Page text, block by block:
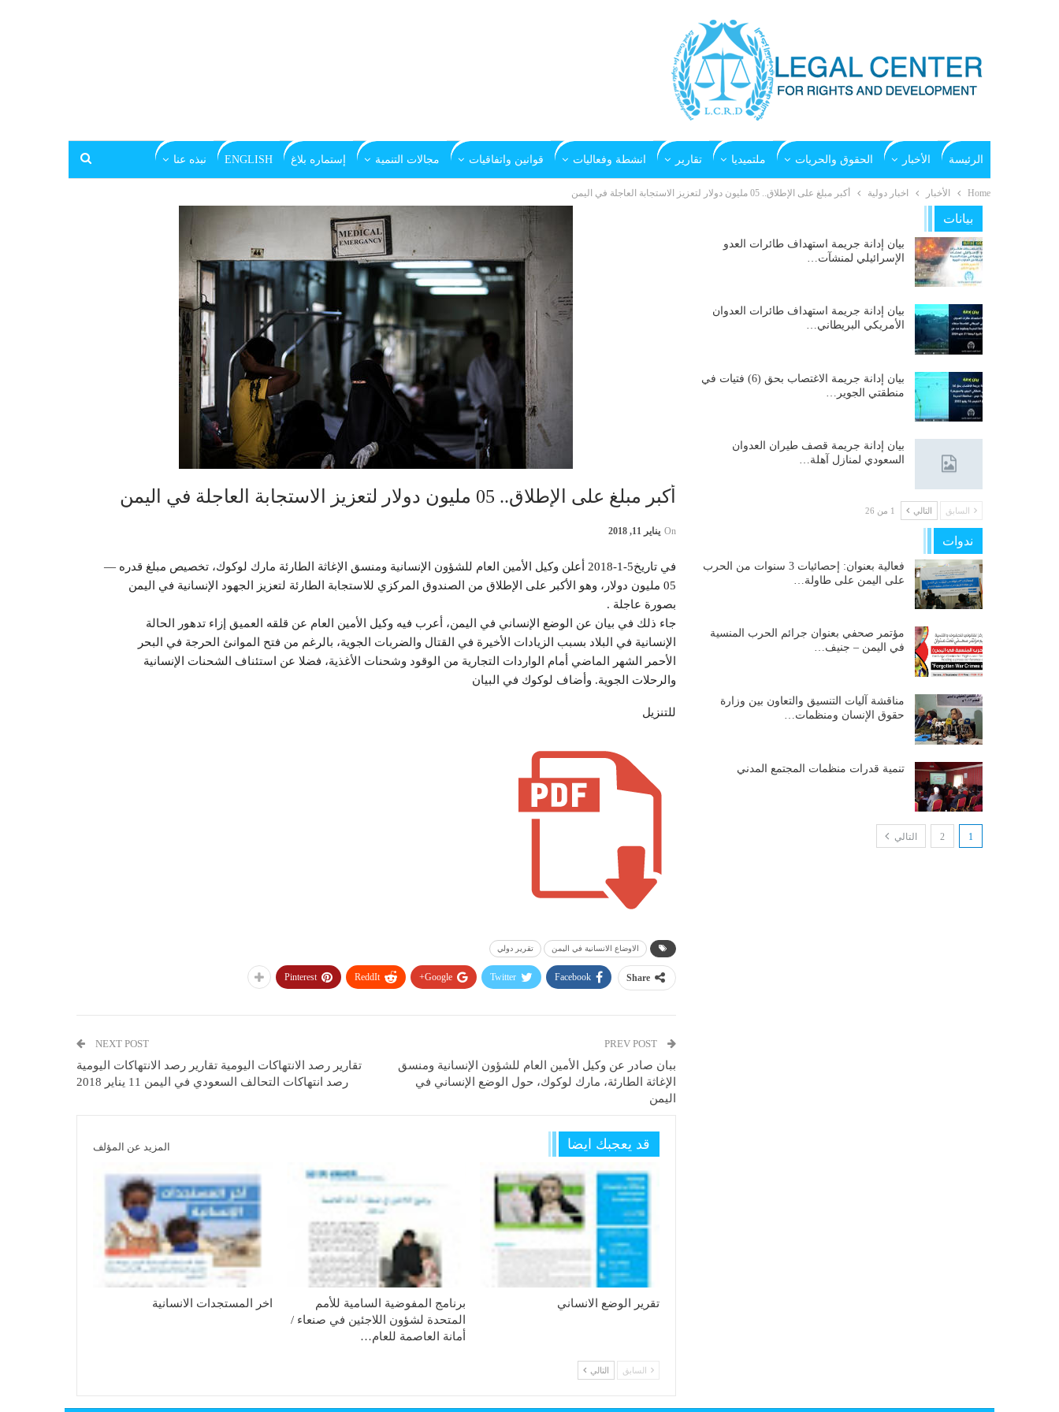
الرئيسة الأخبار الحقوق والحريات ملتميديا تقارير انشطة وفعاليات قوانين واتفاقيات مجالات التنمية إستماره بلاغ ENGLISH نبذه عنا
Home الأخبار اخبار دولية أكبر مبلغ على الإطلاق.. 05 مليون دولار لتعزيز الاستجابة العاجلة في اليمن
أكبر مبلغ على الإطلاق.. 05 مليون دولار لتعزيز الاستجابة العاجلة في اليمن
On يناير 11, 2018
في تاريخ5-1-2018 أعلن وكيل الأمين العام للشؤون الإنسانية ومنسق الإغاثة الطارئة مارك لوكوك، تخصيص مبلغ قدره —
05 مليون دولار، وهو الأكبر على الإطلاق من الصندوق المركزي للاستجابة الطارئة لتعزيز الجهود الإنسانية في اليمن
بصورة عاجلة .
جاء ذلك في بيان عن الوضع الإنساني في اليمن، أعرب فيه وكيل الأمين العام عن قلقه العميق إزاء تدهور الحالة
الإنسانية في البلاد بسبب الزيادات الأخيرة في القتال والضربات الجوية، بالرغم من فتح الموانئ الحرجة في البحر
الأحمر الشهر الماضي أمام الواردات التجارية من الوقود وشحنات الأغذية، فضلا عن استئناف الشحنات الإنسانية
والرحلات الجوية. وأضاف لوكوك في البيان
للتنزيل
الاوضاع الانسانية في اليمن تقرير دولي
Share
Facebook
Twitter
Google+
ReddIt
Pinterest
PREV POST
ببان صادر عن وكيل الأمين العام للشؤون الإنسانية ومنسق
الإغاثة الطارئة، مارك لوكوك، حول الوضع الإنساني في
اليمن
NEXT POST
تقارير رصد الانتهاكات اليومية تقارير رصد الانتهاكات اليومية
رصد انتهاكات التحالف السعودي في اليمن 11 يناير 2018
قد يعجبك ايضا المزيد عن المؤلف
تقرير الوضع الانساني
برنامج المفوضية السامية للأمم
المتحدة لشؤون اللاجئين في صنعاء /
أمانة العاصمة للعام…
اخر المستجدات الانسانية
السابق التالي
بيانات
بيان إدانة جريمة استهداف طائرات العدو
الإسرائيلي لمنشآت…
بيان إدانة جريمة استهداف طائرات العدوان
الأمريكي البريطاني…
بيان إدانة جريمة الاغتصاب بحق (6) فتيات في
منطقتي الجوير…
بيان إدانة جريمة قصف طيران العدوان
السعودي لمنازل آهلة…
السابق التالي 1 من 26
ندوات
فعالية بعنوان: إحصائيات 3 سنوات من الحرب
على اليمن على طاولة…
مؤتمر صحفي بعنوان جرائم الحرب المنسية
في اليمن – جنيف…
مناقشة آليات التنسيق والتعاون بين وزارة
حقوق الإنسان ومنظمات…
تنمية قدرات منظمات المجتمع المدني
1
2 التالي